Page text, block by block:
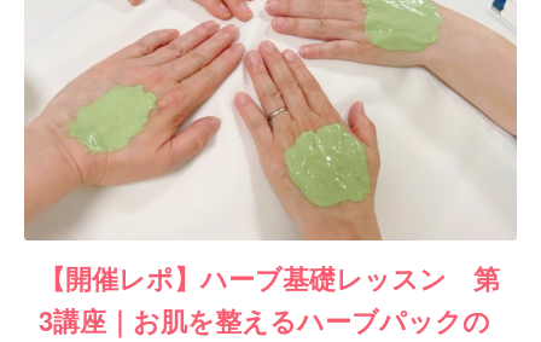
【開催レポ】ハーブ基礎レッスン 第
3講座｜お肌を整えるハーブパックの